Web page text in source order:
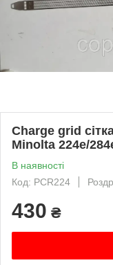
Charge grid
Minolta 224e/
В наявності
Код: PCR224
430 ₴